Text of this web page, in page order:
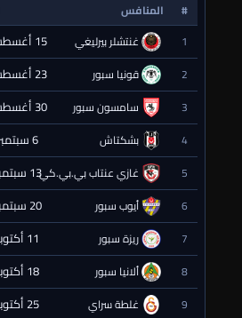
# المنافس
1
غنتشلر بيرليغي 15 أغسطس 2026 - 21:30
2 قونيا سبور 23 أغسطس 2026 - 20:00
3 سامسون سبور 30 أغسطس 2026 - 20:00
4 بشكتاش 6 سبتمبر 2026 - 20:00
5 غازي عنتاب بي.بي.كي.13 سبتمبر 2026 - 20:00
6 أيوب سبور 20 سبتمبر 2026 - 20:00
7 ريزة سبور 11 أكتوبر 2026 - 20:00
8 ألانيا سبور 18 أكتوبر 2026 - 20:00
9 غلطة سراي 25 أكتوبر 2026 - 20:00